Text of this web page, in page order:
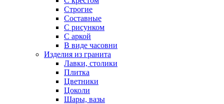
Строгие
Составные
С рисунком
С аркой
В виде часовни
Изделия из гранита
Лавки, столики
Плитка
Цветники
Цоколи
Шары, вазы